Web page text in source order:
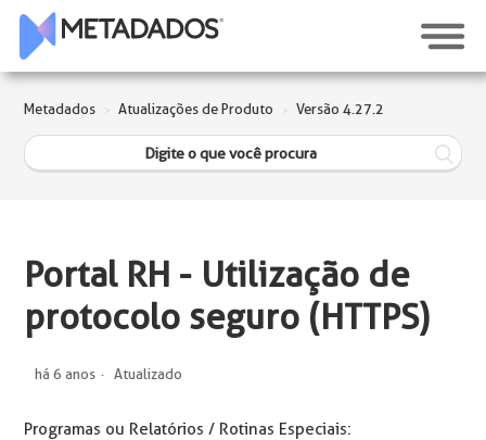
Metadados Atualizações de Produto Versão 4.27.2
Portal RH - Utilização de
protocolo seguro (HTTPS)
há 6 anos Atualizado
Programas ou Relatórios / Rotinas Especiais: